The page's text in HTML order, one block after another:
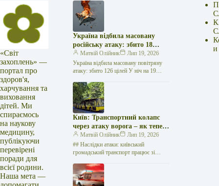
«Світ
захоплень» —
портал про
здоров'я,
харчування та
виховання
дітей. Ми
спираємось
на наукову
медицину,
публікуючи
перевірені
поради для
всієї родини.
Наша мета —
Україна відбила масовану
російську атаку: збито 18
ракет і 108 дронів
Матвій Олійник
Лип 19, 2026
Україна відбила масовану повітряну
атаку: збито 126 цілей У ніч на 19
здійснили масштабний комбінований
удар…
Київ: Транспортний колапс
через атаку ворога – як тепер
дістатися?
Матвій Олійник
Лип 19, 2026
## Наслідки атаки: київський
громадський транспорт працює зі
Києві, було зафіксовано суттєві
перебої у…
и